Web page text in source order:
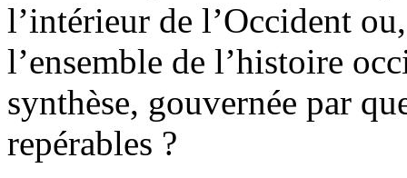
l’intérieur de l’Occident
l’ensemble de l’histoire
synthèse, gouvernée par
repérables ?